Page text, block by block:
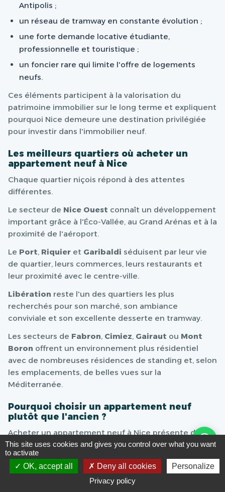
Antipolis ;
un réseau de tramway en constante évolution ;
une forte demande locative étudiante,
professionnelle et touristique ;
un foncier rare qui limite l'offre de logements
neufs.
Ces éléments participent à la valorisation du
patrimoine immobilier sur le long terme et expliquent
pourquoi Nice demeure une destination privilégiée
pour investir dans l'immobilier neuf.
Les meilleurs quartiers où acheter un
appartement neuf à Nice
Chaque quartier niçois répond à des attentes
différentes.
Le secteur de Nice Ouest connaît un développement
important grâce à l'Éco-Vallée, au Grand Arénas et à la
proximité de l'aéroport.
Le Port, Riquier et Garibaldi séduisent par leur vie
de quartier, leurs commerces, leurs restaurants et
leur proximité avec le centre-ville.
Libération reste l'un des quartiers les plus
recherchés pour son marché, son ambiance
conviviale et son excellente desserte en tramway.
Les secteurs de Fabron, Cimiez, Gairaut ou Mont
Boron offrent un environnement plus résidentiel
avec de nombreuses résidences de standing et, selon
les emplacements, de belles vues sur la
Méditerranée.
Pourquoi choisir un appartement neuf
plutôt que l'ancien ?
Acheter un appartement neuf à Nice présente de
nombreux avantages par rapport à un logement
ancien.
Les constructions récentes répondent aux dernières
normes thermiques et environnementales,
This site uses cookies and gives you control over what you want
to activate
OK, accept all
Deny all cookies
Personalize
Privacy policy